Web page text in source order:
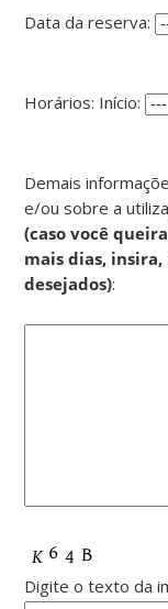
Data da reserva:
Horários: Início:
Demais
e/ou sobre a
(caso você
mais dias, insira,
desejados):
Digite o texto da